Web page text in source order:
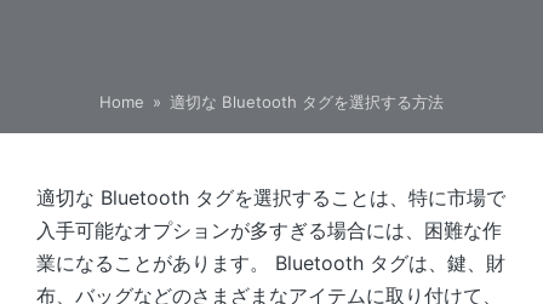
Home » 適切な Bluetooth タグを選択する方法
適切な Bluetooth タグを選択することは、特に市場で
入手可能なオプションが多すぎる場合には、困難な作
業になることがあります。 Bluetooth タグは、鍵、財
布、バッグなどのさまざまなアイテムに取り付けて、